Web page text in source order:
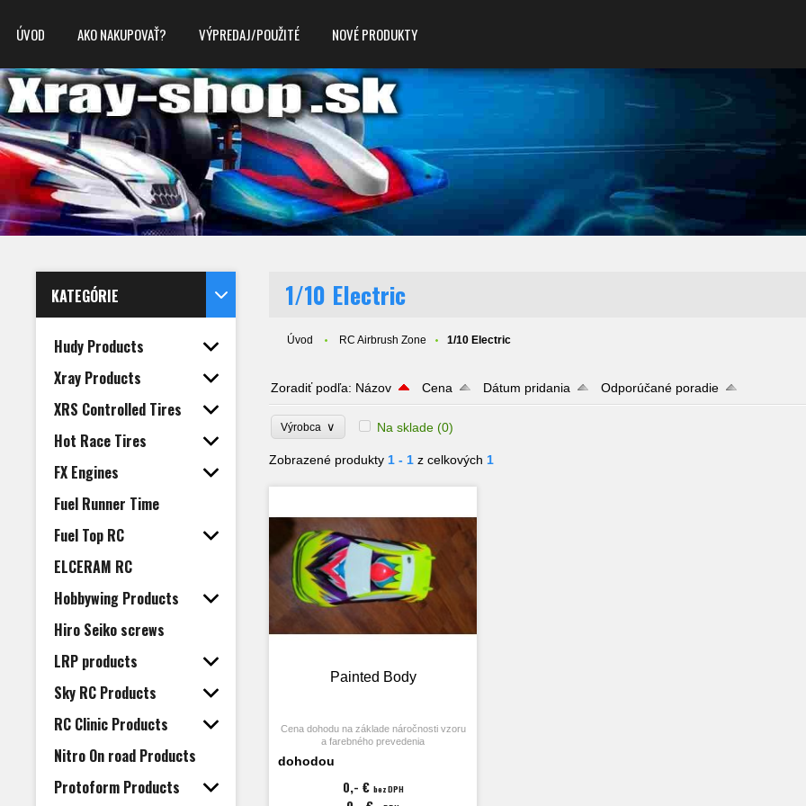
ÚVOD AKO NAKUPOVAŤ? VÝPREDAJ/POUŽITÉ NOVÉ PRODUKTY
KATEGÓRIE
Hudy Products
Xray Products
XRS Controlled Tires
Hot Race Tires
FX Engines
Fuel Runner Time
Fuel Top RC
ELCERAM RC
Hobbywing Products
Hiro Seiko screws
LRP products
Sky RC Products
RC Clinic Products
Nitro On road Products
Protoform Products
1/10 Electric
Úvod RC Airbrush Zone 1/10 Electric
Zoradiť podľa: Názov Cena Dátum pridania Odporúčané poradie
Výrobca ∨ Na sklade (0)
Zobrazené produkty 1 - 1 z celkových 1
Painted Body
Cena dohodu na základe náročnosti vzoru
a farebného prevedenia
dohodou
0,- € bez DPH